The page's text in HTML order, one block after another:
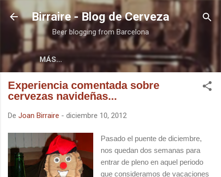
Ir al contenido principal
Birraire - Blog de Cerveza
Beer blogging from Barcelona
MÁS…
Experiencia comentada sobre
cervezas navideñas...
De Joan Birraire - diciembre 10, 2012
Pasado el puente de diciembre,
nos quedan dos semanas para
entrar de pleno en aquel periodo
que consideramos de vacaciones